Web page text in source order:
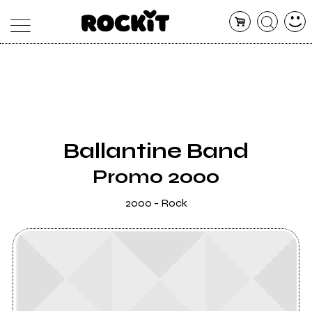
SHOPBallantine Band
Promo 2000
2000 - Rock